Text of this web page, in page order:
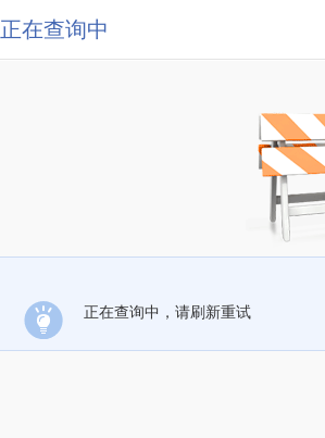
正在查询中
正在查询中，请刷新重试